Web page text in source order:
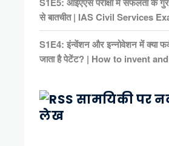
से बातचीत | IAS Civil Services
S1E4: इंन्वेंशन और इन्नोवेशन में क्या
जाता है पेटेंट? | How to invent
सामयिकी पर
लेख